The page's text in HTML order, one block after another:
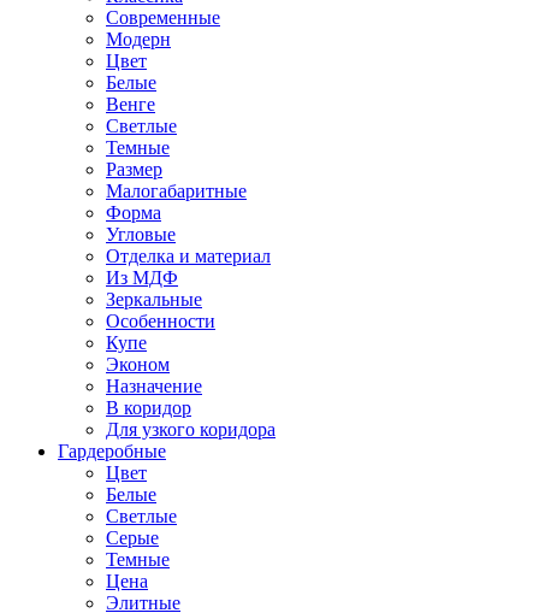
Современные
Модерн
Цвет
Белые
Венге
Светлые
Темные
Размер
Малогабаритные
Форма
Угловые
Отделка и материал
Из МДФ
Зеркальные
Особенности
Купе
Эконом
Назначение
В коридор
Для узкого коридора
Гардеробные
Цвет
Белые
Светлые
Серые
Темные
Цена
Элитные